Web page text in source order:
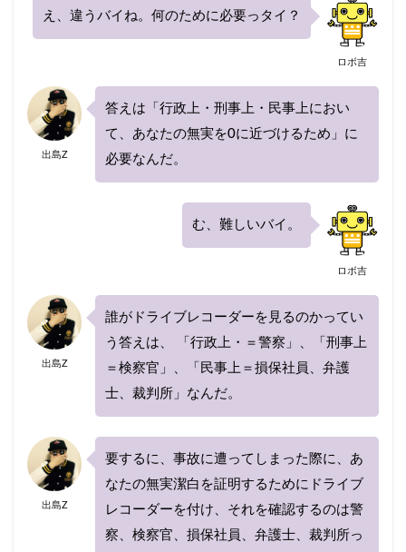
ロボ吉
え、違うバイね。何のために必要っタイ？
出島Z
答えは「行政上・刑事上・民事上におい
て、あなたの無実を0に近づけるため」に
必要なんだ。
ロボ吉
む、難しいバイ。
出島Z
誰がドライブレコーダーを見るのかってい
う答えは、 「行政上・＝警察」、「刑事上
＝検察官」、「民事上＝損保社員、弁護
士、裁判所」なんだ。
出島Z
要するに、事故に遭ってしまった際に、あ
なたの無実潔白を証明するためにドライブ
レコーダーを付け、それを確認するのは警
察、検察官、損保社員、弁護士、裁判所っ